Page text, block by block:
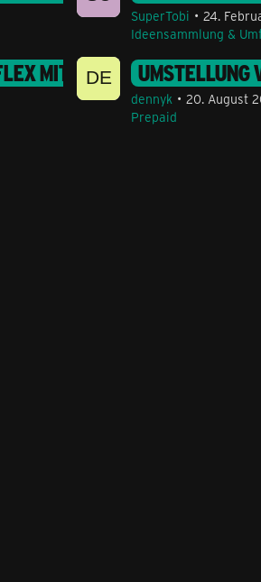
SuperTobi
24.
Ideensammlung &
MIT GB+ AUF PREPAID
UMSTELLUNG
dennyk
20. August
Prepaid